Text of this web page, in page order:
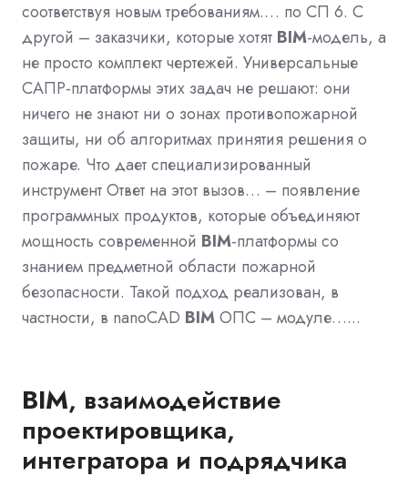
соответствуя новым требованиям.… по СП 6. С
другой – заказчики, которые хотят BIM-модель, а
не просто комплект чертежей. Универсальные
САПР-платформы этих задач не решают: они
ничего не знают ни о зонах противопожарной
защиты, ни об алгоритмах принятия решения о
пожаре. Что дает специализированный
инструмент Ответ на этот вызов… – появление
программных продуктов, которые объединяют
мощность современной BIM-платформы со
знанием предметной области пожарной
безопасности. Такой подход реализован, в
частности, в nanoCAD BIMОПС – модуле…...
BIM, взаимодействие
проектировщика,
интегратора и подрядчика